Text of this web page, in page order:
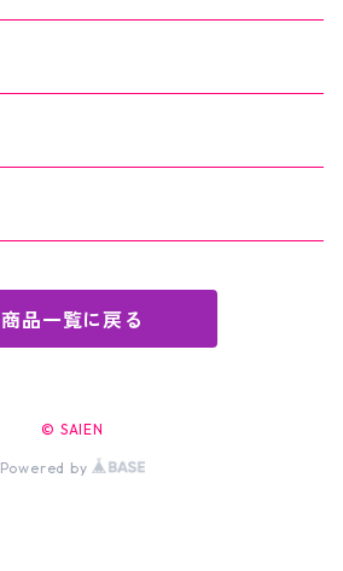
商品一覧に戻る
© SAIEN
Powered by